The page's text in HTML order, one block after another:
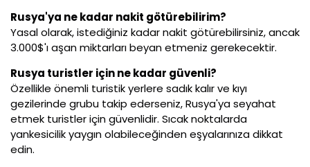
Rusya'ya ne kadar nakit götürebilirim?
Yasal olarak, istediğiniz kadar nakit götürebilirsiniz, ancak
3.000$'ı aşan miktarları beyan etmeniz gerekecektir.
Rusya turistler için ne kadar güvenli?
Özellikle önemli turistik yerlere sadık kalır ve kıyı
gezilerinde grubu takip ederseniz, Rusya'ya seyahat
etmek turistler için güvenlidir. Sıcak noktalarda
yankesicilik yaygın olabileceğinden eşyalarınıza dikkat
edin.